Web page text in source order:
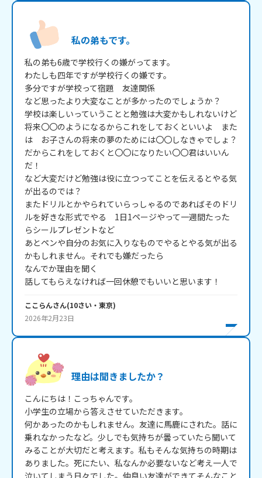
私の弟もです。
私の弟も6歳で学校行くの嫌がってます。
わたしも四年ですが学校行くの嫌です。
多分ですが学校って宿題　友達関係
など思ったより大変なことが多かったのでしょうか？
学校は楽しいっていうことと勉強は大変かもしれないけど
将来〇〇のようになるからこれをしておくといいよ　また
は　お子さんの将来の夢のためには〇〇しなきゃでしょ？
だからこれをしておくと〇〇になりたい〇〇君はいいん
だ！
など大変だけど勉強は役に立つってことを伝えるとやる気
が出るのでは？
またドリルとかやられていらっしゃるのであればそのドリ
ルを好きな形式でやる　1日1ページやって一週間たった
らシールプレゼントなど
あとペンや自分のお気に入りなものでやるとやる気が出る
かもしれません。それでも嫌だったら
なんでか理由を聞く
話してもらえなければ一回休憩でもいいと思います！
ここらんさん(10さい・ 東京)
2026年2月23日
理由は聞きましたか？
こんにちは！こっちゃんです。
小学生の立場から答えさせていただきます。
何かあったのかもしれません。友達に馬鹿にされた。話に
乗れなかったなど。少しでも気持ちが曇っていたら聞いて
みることが大切だと考えます。私もそんな気持ちの時期は
ありました。死にたい、私なんか必要ないなど考え一人で